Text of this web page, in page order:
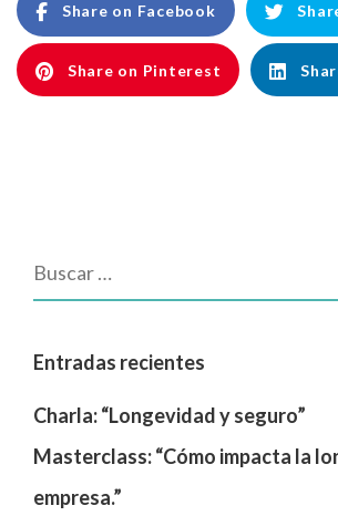
Share on Facebook
Share on Pinterest
Entradas recientes
Charla: “Longevidad y seguro”
Masterclass: “Cómo impacta la
empresa.”